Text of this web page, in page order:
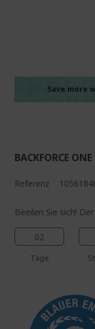
Save more
BACKFORCE
Referenz
Beeilen Sie sich!
02
Tage